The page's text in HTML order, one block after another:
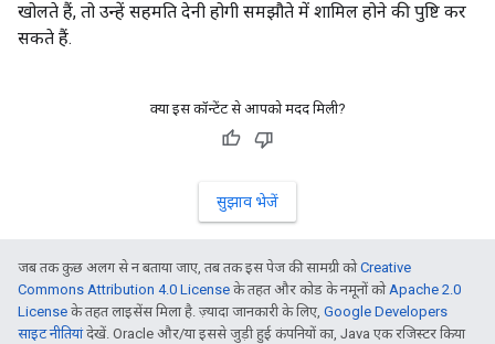
खोलते हैं, तो उन्हें सहमति देनी होगी समझौते में शामिल होने की पुष्टि कर
सकते हैं.
क्या इस कॉन्टेंट से आपको मदद मिली?
सुझाव भेजें
जब तक कुछ अलग से न बताया जाए, तब तक इस पेज की सामग्री कोCreative
Commons Attribution 4.0 License के तहत और कोड के नमूनों कोApache 2.0
License के तहत लाइसेंस मिला है. ज़्यादा जानकारी के लिए, Google Developers
साइट नीतियांदेखें. Oracle और/या इससे जुड़ी हुई कंपनियों का, Java एक रजिस्टर किया